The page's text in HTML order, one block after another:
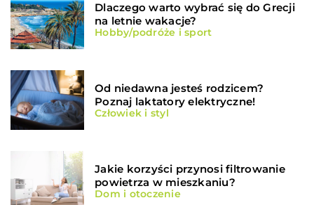
Dlaczego warto wybrać się do Grecji
na letnie wakacje?
Hobby/podróże i sport
Od niedawna jesteś rodzicem?
Poznaj laktatory elektryczne!
Człowiek i styl
Jakie korzyści przynosi filtrowanie
powietrza w mieszkaniu?
Dom i otoczenie